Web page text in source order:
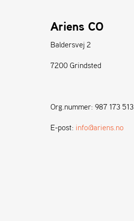
Ariens CO
Baldersvej 2
7200 Grindsted
Org.nummer: 987 173 513
E-post: info@ariens.no